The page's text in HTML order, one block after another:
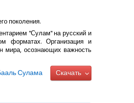
поколения.
"Сулам" на русский и
форматах. Организация и
мира, осознающих важность
Сулама Скачать